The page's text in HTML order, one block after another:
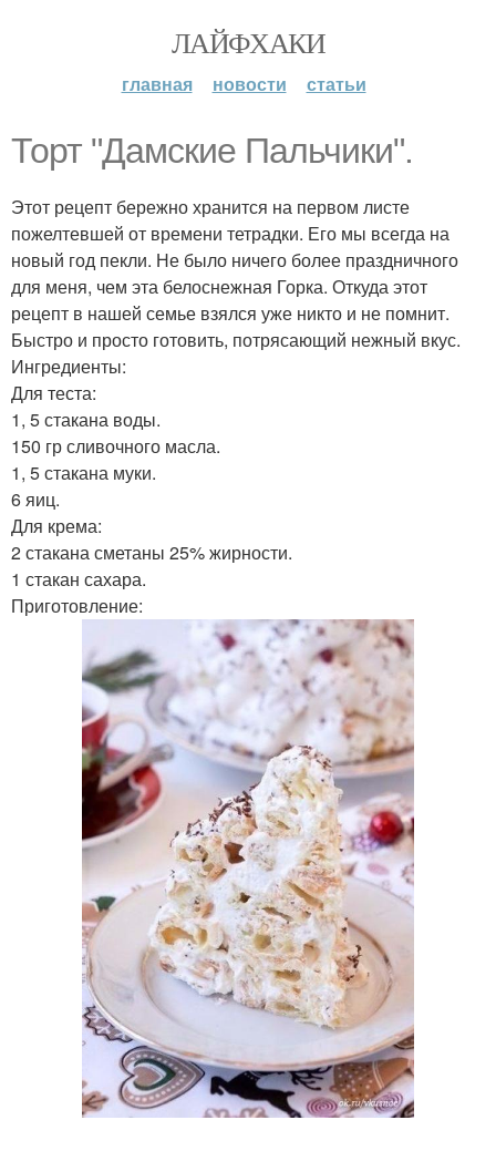
ЛАЙФХАКИ
главная новости статьи
Торт "Дамские Пальчики".
Этот рецепт бережно хранится на первом листе
пожелтевшей от времени тетрадки. Его мы всегда на
новый год пекли. Не было ничего более праздничного
для меня, чем эта белоснежная Горка. Откуда этот
рецепт в нашей семье взялся уже никто и не помнит.
Быстро и просто готовить, потрясающий нежный вкус.
Ингредиенты:
Для теста:
1, 5 стакана воды.
150 гр сливочного масла.
1, 5 стакана муки.
6 яиц.
Для крема:
2 стакана сметаны 25% жирности.
1 стакан сахара.
Приготовление: